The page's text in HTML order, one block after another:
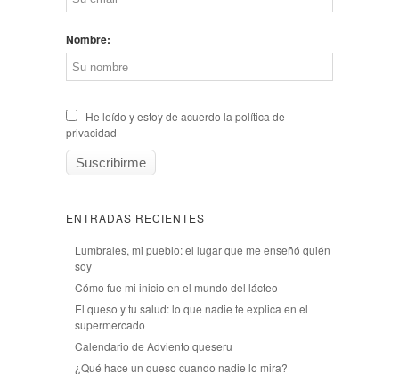
Nombre:
He leído y estoy de acuerdo la política de
privacidad
ENTRADAS RECIENTES
Lumbrales, mi pueblo: el lugar que me enseñó quién
soy
Cómo fue mi inicio en el mundo del lácteo
El queso y tu salud: lo que nadie te explica en el
supermercado
Calendario de Adviento queseru
¿Qué hace un queso cuando nadie lo mira?